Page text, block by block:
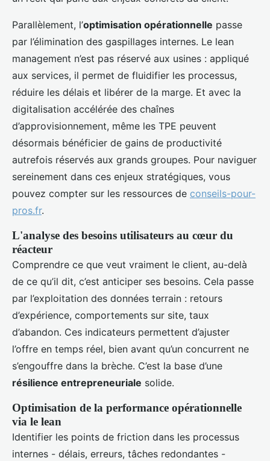
Parallèlement, l’optimisation opérationnelle passe
par l’élimination des gaspillages internes. Le lean
management n’est pas réservé aux usines : appliqué
aux services, il permet de fluidifier les processus,
réduire les délais et libérer de la marge. Et avec la
digitalisation accélérée des chaînes
d’approvisionnement, même les TPE peuvent
désormais bénéficier de gains de productivité
autrefois réservés aux grands groupes. Pour naviguer
sereinement dans ces enjeux stratégiques, vous
pouvez compter sur les ressources de conseils-pour-
pros.fr.
L'analyse des besoins utilisateurs au cœur du
réacteur
Comprendre ce que veut vraiment le client, au-delà
de ce qu’il dit, c’est anticiper ses besoins. Cela passe
par l’exploitation des données terrain : retours
d’expérience, comportements sur site, taux
d’abandon. Ces indicateurs permettent d’ajuster
l’offre en temps réel, bien avant qu’un concurrent ne
s’engouffre dans la brèche. C’est la base d’une
résilience entrepreneuriale solide.
Optimisation de la performance opérationnelle
via le lean
Identifier les points de friction dans les processus
internes - délais, erreurs, tâches redondantes -